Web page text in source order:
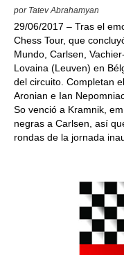
por Tatev Abrahamyan
29/06/2017 – Tras el
Chess Tour, que
Mundo, Carlsen,
Lovaina (Leuven) en
del circuito. Completan
Aronian e Ian
So venció a Kramnik,
negras a Carlsen, así
rondas de la jornada